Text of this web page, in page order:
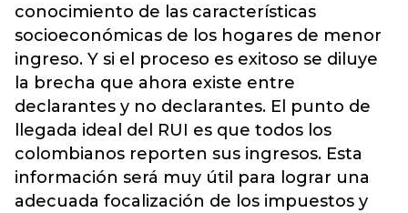
conocimiento de las características
socioeconómicas de los hogares de menor
ingreso. Y si el proceso es exitoso se diluye
la brecha que ahora existe entre
declarantes y no declarantes. El punto de
llegada ideal del RUI es que todos los
colombianos reporten sus ingresos. Esta
información será muy útil para lograr una
adecuada focalización de los impuestos y